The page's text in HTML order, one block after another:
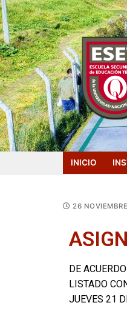
INICIO
26
DE
LISTADO
JUEVES 21